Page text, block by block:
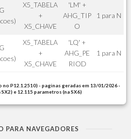
X5_TABELA
+
X5_CHAVE
'LM' +
AHG_TIP
O
1 para N
X5_TABELA
+
X5_CHAVE
'LQ' +
AHG_PE
RIOD
1 para N
no P12.1.2510) - paginas geradas em 13/01/2026 -
e 12.115 parametros (na SX6)
PARA NAVEGADORES